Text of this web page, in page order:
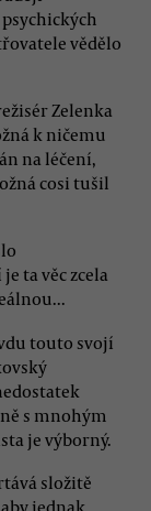
vědělo
Zelenka
k ničemu
na léčení,
cosi tušil
ta věc zcela
touto svojí
s mnohým
je výborný.
složitě